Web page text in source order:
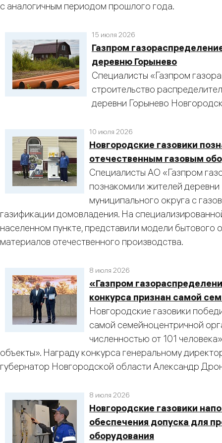
с аналогичным периодом прошлого года.
15 июля 2026
Газпром
деревню Горынево
Специалисты «Газпром
строительство
деревни Горынево
10 июля 2026
Новгородские газовики
отечественным газовым
Специалисты АО «Газпром
познакомили жителей
муниципального округа с
газификации домовладения. На
населенном пункте, представили модели бытового
материалов отечественного производства.
8 июля 2026
«Газпром
конкурса признан самой
Новгородские газовики
самой семейноцентричной
численностью от 101
объекты». Награду конкурса генеральному
губернатор Новгородской области Александр
8 июля 2026
Новгородские газовики
обеспечения допуска для
оборудования